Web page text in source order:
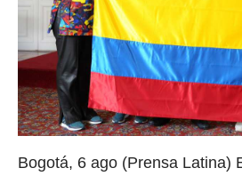
Bogotá, 6 ago (Prensa Latina)